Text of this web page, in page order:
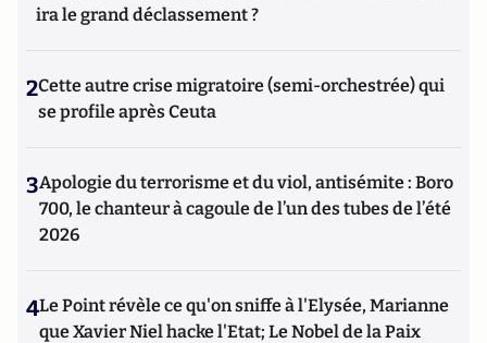
ira le grand déclassement ?
2Cette autre crise migratoire (semi-orchestrée) qui
se profile après Ceuta
3Apologie du terrorisme et du viol, antisémite : Boro
700, le chanteur à cagoule de l’un des tubes de l’été
2026
4Le Point révèle ce qu'on sniffe à l'Elysée, Marianne
que Xavier Niel hacke l'Etat; Le Nobel de la Paix